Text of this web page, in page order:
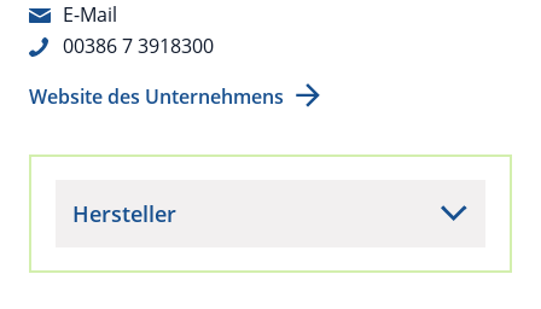
E-Mail
00386 7 3918300
Website des Unternehmens
Hersteller